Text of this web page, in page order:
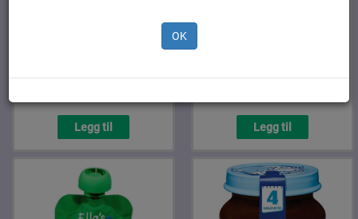
Legg til Legg til
OK